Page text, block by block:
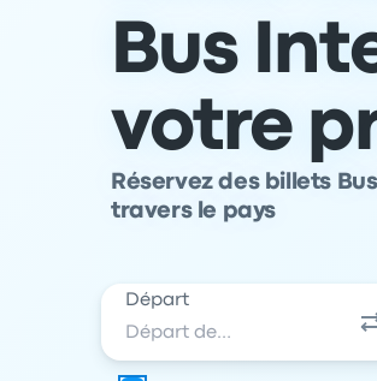
Bus
votre
Réservez des billets
travers le pays
Départ